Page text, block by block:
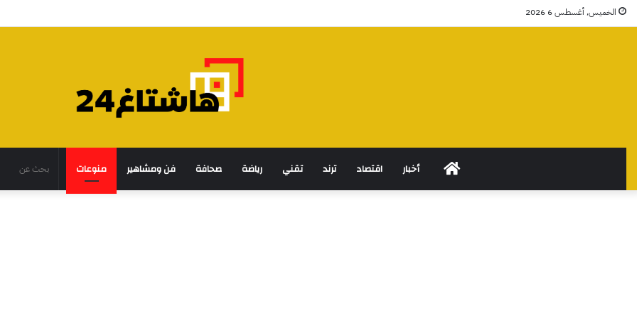
الخميس, أغسطس 6 2026
الرئيسيةأخبار اقتصاد ترند تقني رياضة صحافة فن ومشاهير منوعات